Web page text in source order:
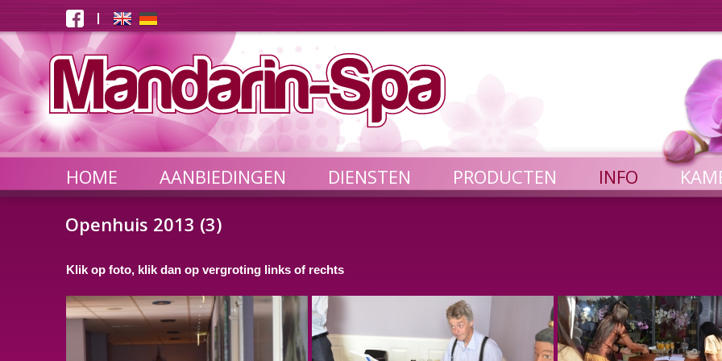
Openhuis 2013 (3)
Klik op foto, klik dan op vergroting links of rechts
HOME AANBIEDINGEN DIENSTEN PRODUCTEN INFO